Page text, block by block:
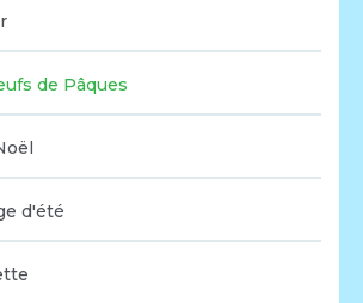
de Pâques
d'été